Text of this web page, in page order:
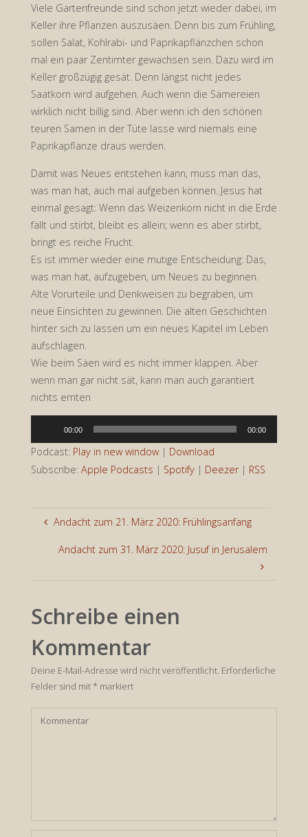
Viele Gartenfreunde sind schon jetzt wieder dabei, im
Keller ihre Pflanzen auszusäen. Denn bis zum Frühling,
sollen Salat, Kohlrabi- und Paprikapflänzchen schon
mal ein paar Zentimter gewachsen sein. Dazu wird im
Keller großzügig gesät. Denn längst nicht jedes
Saatkorn wird aufgehen. Auch wenn die Sämereien
wirklich nicht billig sind. Aber wenn ich den schönen
teuren Samen in der Tüte lasse wird niemals eine
Paprikapflanze draus werden.
Damit was Neues entstehen kann, muss man das,
was man hat, auch mal aufgeben können. Jesus hat
einmal gesagt: Wenn das Weizenkorn nicht in die Erde
fällt und stirbt, bleibt es allein; wenn es aber stirbt,
bringt es reiche Frucht.
Es ist immer wieder eine mutige Entscheidung: Das,
was man hat, aufzugeben, um Neues zu beginnen.
Alte Vorurteile und Denkweisen zu begraben, um
neue Einsichten zu gewinnen. Die alten Geschichten
hinter sich zu lassen um ein neues Kapitel im Leben
aufschlagen.
Wie beim Säen wird es nicht immer klappen. Aber
wenn man gar nicht sät, kann man auch garantiert
nichts ernten
Player
00:00 00:00
Podcast: Play in new window| Download
Subscribe: Apple Podcasts | Spotify| Deezer| RSS
Andacht zum 21. März 2020: Frühlingsanfang
Andacht zum 31. März 2020: Jusuf in Jerusalem
Schreibe einen
Kommentar
Deine E-Mail-Adresse wird nicht veröffentlicht. Erforderliche
Felder sind mit*markiert